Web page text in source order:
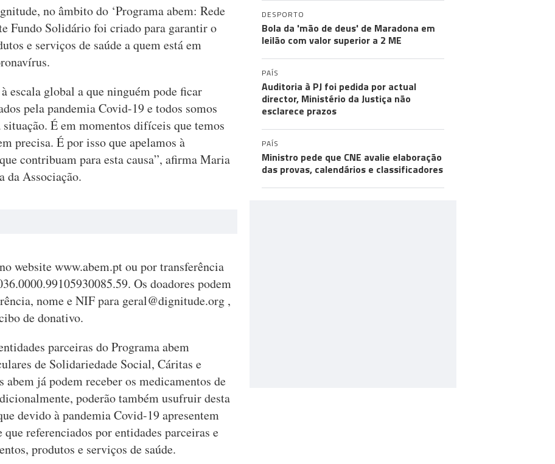
no âmbito do ‘Programa abem: Rede
Fundo Solidário foi criado para garantir o
e serviços de saúde a quem está em
escala global a que ninguém pode ficar
pela pandemia Covid-19 e todos somos
situação. É em momentos difíceis que temos
precisa. É por isso que apelamos à
contribuam para esta causa”, afirma Maria
da Associação.
website www.abem.pt ou por transferência
Os doadores podem
nome e NIF para geral@dignitude.org ,
de donativo.
parceiras do Programa abem
de Solidariedade Social, Cáritas e
já podem receber os medicamentos de
poderão também usufruir desta
devido à pandemia Covid-19 apresentem
que referenciados por entidades parceiras e
produtos e serviços de saúde.
DESPORTO
Bola da 'mão de deus' de Maradona em
leilão com valor superior a 2 ME
PAÍS
Auditoria à PJ foi pedida por actual
director, Ministério da Justiça não
esclarece prazos
PAÍS
Ministro pede que CNE avalie elaboração
das provas, calendários e classificadores